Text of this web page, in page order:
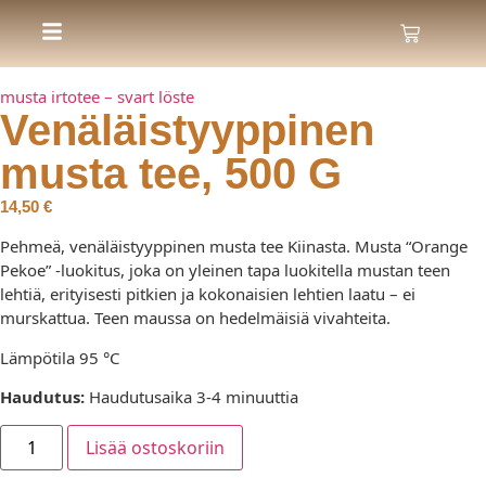
musta irtotee – svart löste
Venäläistyyppinen
musta tee, 500 G
14,50 €
Pehmeä, venäläistyyppinen musta tee Kiinasta. Musta “Orange
Pekoe” -luokitus, joka on yleinen tapa luokitella mustan teen
lehtiä, erityisesti pitkien ja kokonaisien lehtien laatu – ei
murskattua. Teen maussa on hedelmäisiä vivahteita.
Lämpötila 95 °C
Haudutus: Haudutusaika 3-4 minuuttia
Lisää ostoskoriin